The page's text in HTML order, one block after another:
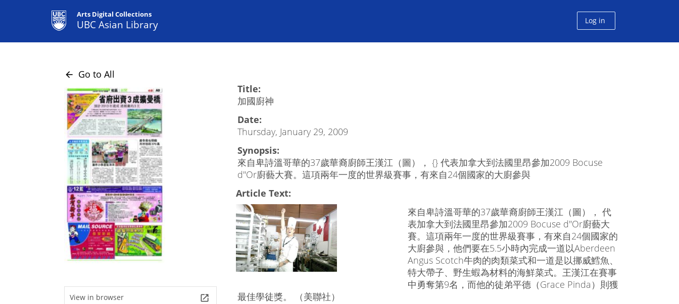
Arts Digital Collections
UBC Asian Library Log in
arrow_back Go to All
View in browser launch
Title:
加國廚神
Date:
Thursday, January 29, 2009
Synopsis:
來自卑詩溫哥華的37歲華裔廚師王漢江（圖）， {} 代表加拿大到法國里昂參加2009 Bocuse
d''Or廚藝大賽。這項兩年一度的世界級賽事，有來自24個國家的大廚參與
Article Text:
來自卑詩溫哥華的37歲華裔廚師王漢江（圖）， 代
表加拿大到法國里昂參加2009 Bocuse d''Or廚藝大
賽。這項兩年一度的世界級賽事，有來自24個國家的
大廚參與，他們要在5.5小時內完成一道以Aberdeen
Angus Scotch牛肉的肉類菜式和一道是以挪威鱈魚、
特大帶子、野生蝦為材料的海鮮菜式。王漢江在賽事
中勇奪第9名，而他的徒弟平德（Grace Pinda）則獲
最佳學徒獎。 （美聯社）